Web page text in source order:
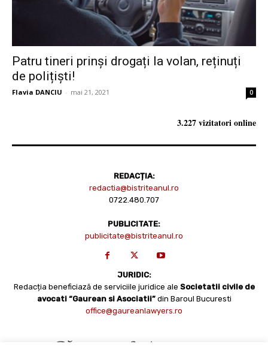
Patru tineri prinși drogați la volan, reținuți
de polițiști!
Flavia DANCIU - mai 21, 2021 0
3.227 vizitatori online
REDACȚIA:
redactia@bistriteanul.ro
0722.480.707
PUBLICITATE:
publicitate@bistriteanul.ro
JURIDIC:
Redacția beneficiază de serviciile juridice ale Societatii civile de
avocati “Gaurean si Asociatii” din Baroul Bucuresti
office@gaureanlawyers.ro